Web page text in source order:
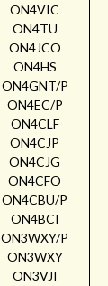
ON4VIC
ON4TU
ON4JCO
ON4HS
ON4GNT/P
ON4EC/P
ON4CLF
ON4CJP
ON4CJG
ON4CFO
ON4CBU/P
ON4BCI
ON3WXY/P
ON3WXY
ON3VJI